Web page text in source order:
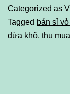
Categorized as
Tagged bán sỉ
dừa khô, thu